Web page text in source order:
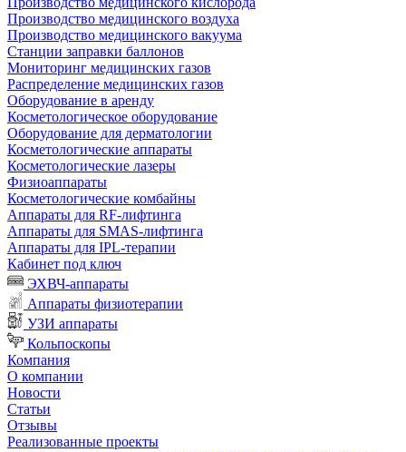
Производство медицинского воздуха
Производство медицинского вакуума
Станции заправки баллонов
Мониторинг медицинских газов
Распределение медицинских газов
Оборудование в аренду
Косметологическое оборудование
Оборудование для дерматологии
Косметологические аппараты
Косметологические лазеры
Физиоаппараты
Косметологические комбайны
Аппараты для RF-лифтинга
Аппараты для SMAS-лифтинга
Аппараты для IPL-терапии
Кабинет под ключ
ЭХВЧ-аппараты
Аппараты физиотерапии
УЗИ аппараты
Кольпоскопы
Компания
О компании
Новости
Статьи
Отзывы
Реализованные проекты